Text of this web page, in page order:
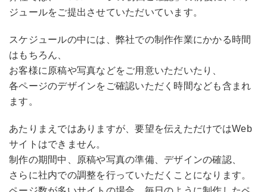
ジュールをご提出させていただいています。
スケジュールの中には、弊社での制作作業にかかる時間
はもちろん、
お客様に原稿や写真などをご用意いただいたり、
各ページのデザインをご確認いただく時間なども含まれ
ます。
あたりまえではありますが、要望を伝えただけではWeb
サイトはできません。
制作の期間中、原稿や写真の準備、デザインの確認、
さらに社内での調整を行っていただくことになります。